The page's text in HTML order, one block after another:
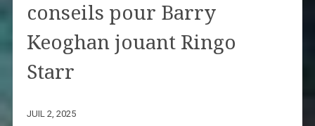
conseils pour Barry
Keoghan jouant Ringo
Starr
JUIL 2, 2025